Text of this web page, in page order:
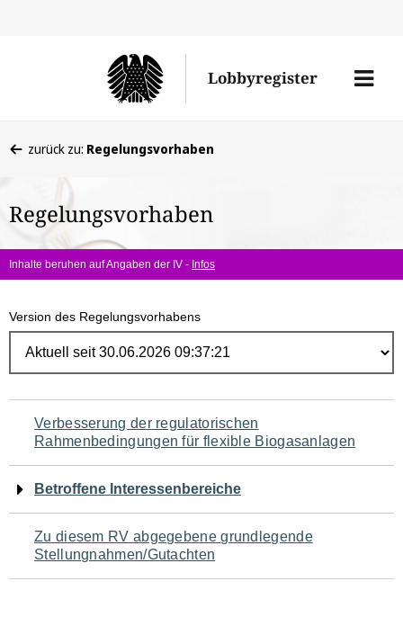
Lobbyregister
Menü
befinden
hier:
zurück zu: Regelungsvorhaben
Regelungsvorhaben
Inhalte beruhen auf Angaben der IV - Infos
Version des Regelungsvorhabens
Navigation
für
den
Seiteninhalt
Verbesserung der regulatorischen
Rahmenbedingungen für flexible Biogasanlagen
Betroffene Interessenbereiche
Zu diesem RV abgegebene grundlegende
Stellungnahmen/Gutachten